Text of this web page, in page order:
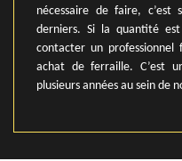
nécessaire de faire, c’est
derniers. Si la quantité est
contacter un
achat de ferraille. C’est
plusieurs années au sein de